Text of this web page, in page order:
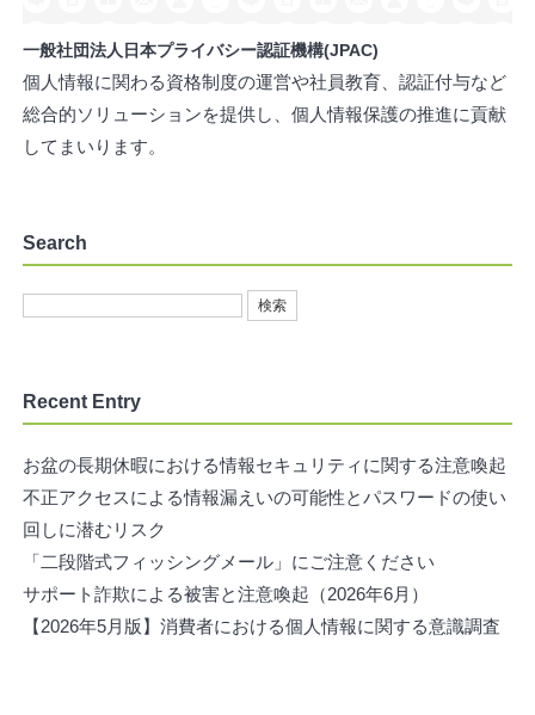
一般社団法人日本プライバシー認証機構(JPAC)
個人情報に関わる資格制度の運営や社員教育、認証付与など
総合的ソリューションを提供し、個人情報保護の推進に貢献
してまいります。
Search
Recent Entry
お盆の長期休暇における情報セキュリティに関する注意喚起
不正アクセスによる情報漏えいの可能性とパスワードの使い
回しに潜むリスク
「二段階式フィッシングメール」にご注意ください
サポート詐欺による被害と注意喚起（2026年6月）
【2026年5月版】消費者における個人情報に関する意識調査